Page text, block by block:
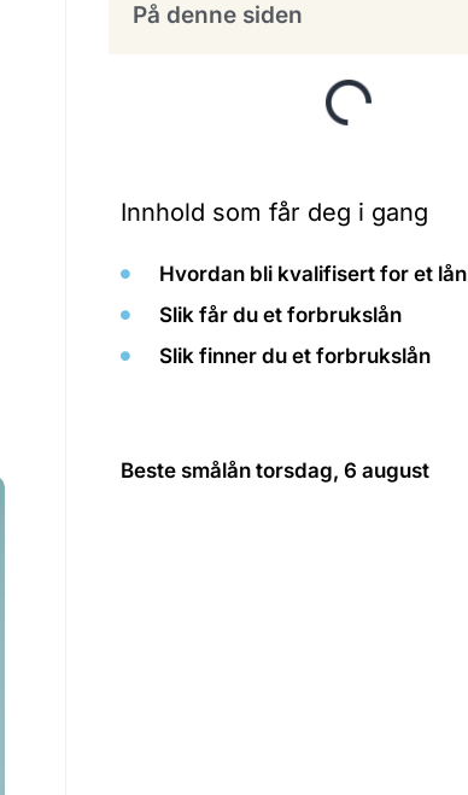
På denne siden
Innhold som får deg i gang
Hvordan bli kvalifisert for et lån
Slik får du et forbrukslån
Slik finner du et forbrukslån
Beste smålån torsdag, 6 august